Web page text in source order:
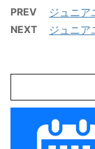
を保存する
PREV ジュニア
NEXT ジュニア